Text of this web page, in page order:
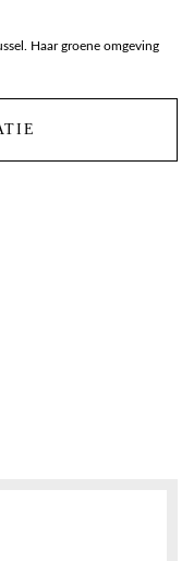
Haar groene omgeving